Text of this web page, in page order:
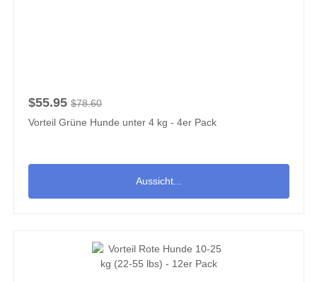
$55.95 $78.60
Vorteil Grüne Hunde unter 4 kg - 4er Pack
Aussicht...